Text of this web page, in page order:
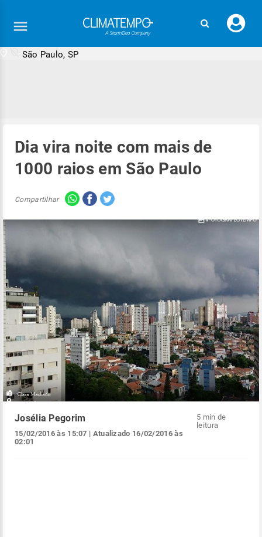
seu
São Paulo, SP
Dia vira noite com mais de
1000 raios em São Paulo
Compartilhar
Josélia Pegorim
15/02/2016 às 15:07 | Atualizado 16/02/2016 às
02:01
5 min de
leitura